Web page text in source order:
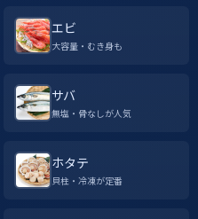
エビ
大容量・むき身も
サバ
無塩・骨なしが人気
ホタテ
貝柱・冷凍が定番